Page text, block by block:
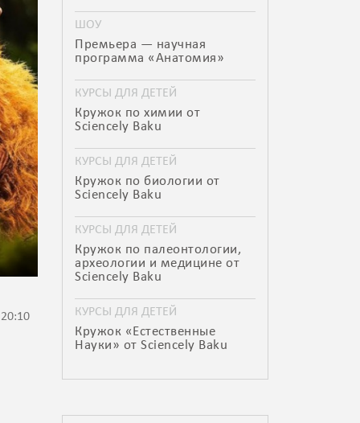
ШОУ
Премьера — научная
программа «Анатомия»
КУРСЫ ДЛЯ ДЕТЕЙ
Кружок по химии от
Sciencely Baku
КУРСЫ ДЛЯ ДЕТЕЙ
Кружок по биологии от
Sciencely Baku
КУРСЫ ДЛЯ ДЕТЕЙ
Кружок по палеонтологии,
археологии и медицине от
Sciencely Baku
КУРСЫ ДЛЯ ДЕТЕЙ
Кружок «Естественные
Науки» от Sciencely Baku